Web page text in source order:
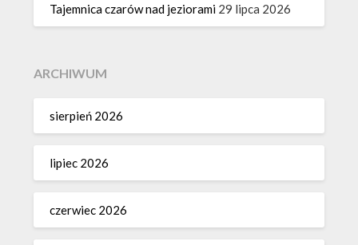
Tajemnica czarów nad jeziorami 29 lipca 2026
ARCHIWUM
sierpień 2026
lipiec 2026
czerwiec 2026